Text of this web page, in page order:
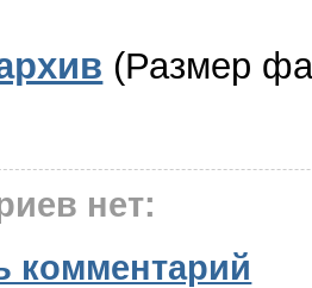
(Размер
нет:
комментарий